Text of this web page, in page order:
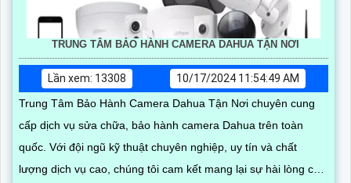
TRUNG TÂM BẢO HÀNH CAMERA DAHUA TẬN NƠI
Lần xem: 13308
10/17/2024 11:54:49 AM
Trung Tâm Bảo Hành Camera Dahua Tận Nơi chuyên cung
cấp dịch vụ sửa chữa, bảo hành camera Dahua trên toàn
quốc. Với đội ngũ kỹ thuật chuyên nghiệp, uy tín và chất
lượng dịch vụ cao, chúng tôi cam kết mang lại sự hài lòng cho